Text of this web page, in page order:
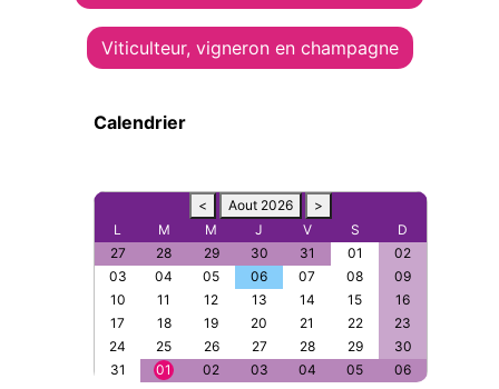
Viticulteur, vigneron en champagne
Calendrier
< Aout 2026
>
L
M M J V S
D
27
28 29 30 31 01
02
03
04 05 06 07 08
09
10
11 12 13 14 15
16
17
18 19 20 21 22
23
24
25 26 27 28 29
30
31
01 02 03 04 05 06